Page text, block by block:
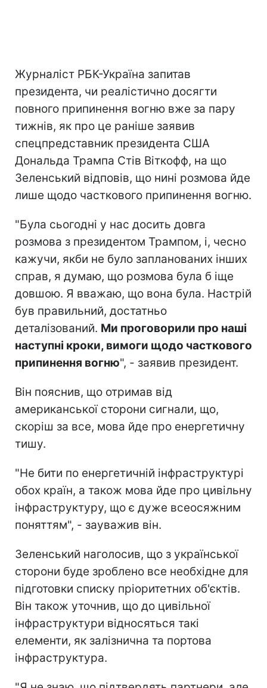
Журналіст РБК-Україна запитав
президента, чи реалістично досягти
повного припинення вогню вже за пару
тижнів, як про це раніше заявив
спецпредставник президента США
Дональда Трампа Стів Віткофф, на що
Зеленський відповів, що нині розмова йде
лише щодо часткового припинення вогню.
"Була сьогодні у нас досить довга
розмова з президентом Трампом, і, чесно
кажучи, якби не було запланованих інших
справ, я думаю, що розмова була б іще
довшою. Я вважаю, що вона була. Настрій
був правильний, достатньо
деталізований. Ми проговорили про наші
наступні кроки, вимоги щодо часткового
припинення вогню", - заявив президент.
Він пояснив, що отримав від
американської сторони сигнали, що,
скоріш за все, мова йде про енергетичну
тишу.
"Не бити по енергетичній інфраструктурі
обох країн, а також мова йде про цивільну
інфраструктуру, що є дуже всеосяжним
поняттям", - зауважив він.
Зеленський наголосив, що з української
сторони буде зроблено все необхідне для
підготовки списку пріоритетних об'єктів.
Він також уточнив, що до цивільної
інфраструктури відносяться такі
елементи, як залізнична та портова
інфраструктура.